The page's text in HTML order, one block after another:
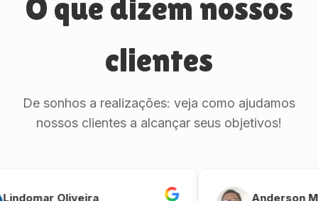
O que dizem nossos
clientes
De sonhos a realizações: veja como ajudamos
nossos clientes a alcançar seus objetivos!
Oliveira Anderson